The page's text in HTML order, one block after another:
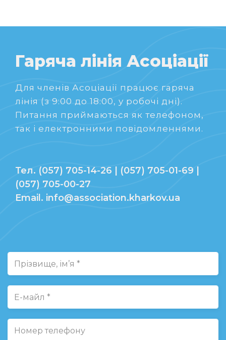
Гаряча лінія Асоціації
Для членів Асоціації працює гаряча
лінія (з 9:00 до 18:00, у робочі дні).
Питання приймаються як телефоном,
так і електронними повідомленнями.
Тел. (057) 705-14-26 | (057) 705-01-69 |
(057) 705-00-27
Email. info@association.kharkov.ua